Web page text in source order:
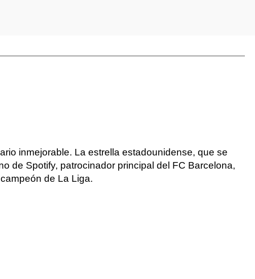
inmejorable. La estrella estadounidense, que se
de Spotify, patrocinador principal del FC Barcelona,
de La Liga.